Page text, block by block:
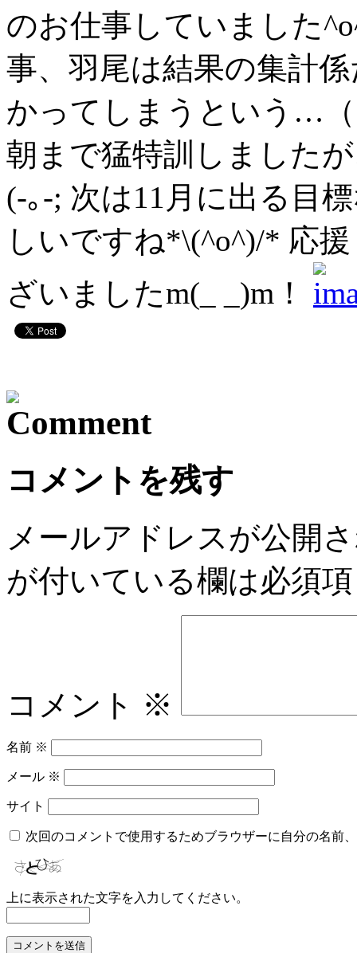
のお仕事していました
事、羽尾は結果の集計
かってしまうという…
朝まで猛特訓しました
(-｡-; 次は11月に出る目
しいですね*\(^o^)/* 応
ざいましたm(_ _)m！
コメントを残す
メールアドレスが公開
が付いている欄は必須
コメント ※
名前 ※
メール ※
サイト
次回のコメントで使用するためブラウザーに自分の名前
上に表示された文字を入力してください。